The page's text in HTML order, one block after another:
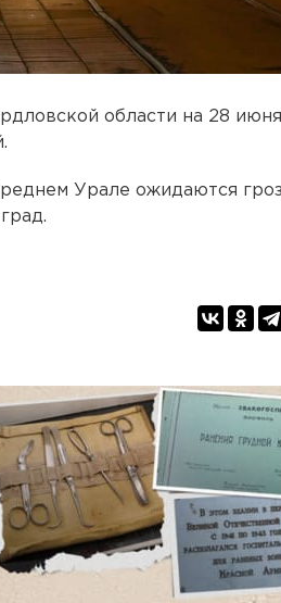
области на 28
Урале ожидаются